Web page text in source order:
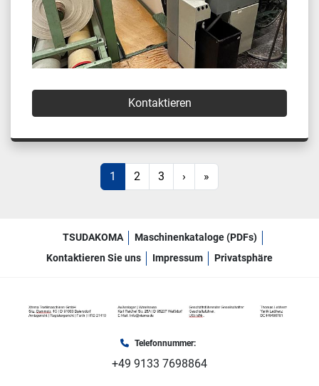
Kontaktieren
1 2 3 › »
TSUDAKOMA
Maschinenkataloge (PDFs)
Kontaktieren Sie uns
Impressum Privatsphäre
Telefonnummer:
+49 9133 7698864